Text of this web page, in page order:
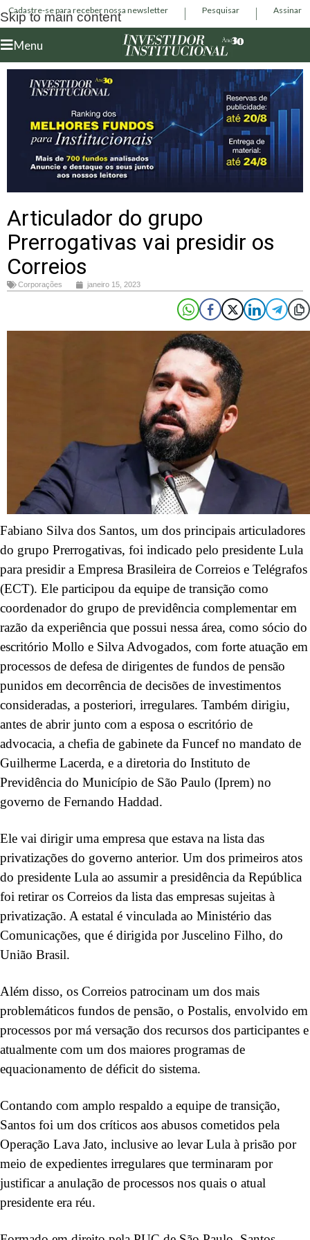
Skip to main content
Cadastre-se para receber nossa newsletter Pesquisar Assinar
Menu
Articulador do grupo
Prerrogativas vai presidir os
Correios
Corporações janeiro 15, 2023
Fabiano Silva dos Santos, um dos principais articuladores
do grupo Prerrogativas, foi indicado pelo presidente Lula
para presidir a Empresa Brasileira de Correios e Telégrafos
(ECT). Ele participou da equipe de transição como
coordenador do grupo de previdência complementar em
razão da experiência que possui nessa área, como sócio do
escritório Mollo e Silva Advogados, com forte atuação em
processos de defesa de dirigentes de fundos de pensão
punidos em decorrência de decisões de investimentos
consideradas, a posteriori, irregulares. Também dirigiu,
antes de abrir junto com a esposa o escritório de
advocacia, a chefia de gabinete da Funcef no mandato de
Guilherme Lacerda, e a diretoria do Instituto de
Previdência do Município de São Paulo (Iprem) no
governo de Fernando Haddad.
Ele vai dirigir uma empresa que estava na lista das
privatizações do governo anterior. Um dos primeiros atos
do presidente Lula ao assumir a presidência da República
foi retirar os Correios da lista das empresas sujeitas à
privatização. A estatal é vinculada ao Ministério das
Comunicações, que é dirigida por Juscelino Filho, do
União Brasil.
Além disso, os Correios patrocinam um dos mais
problemáticos fundos de pensão, o Postalis, envolvido em
processos por má versação dos recursos dos participantes e
atualmente com um dos maiores programas de
equacionamento de déficit do sistema.
Contando com amplo respaldo a equipe de transição,
Santos foi um dos críticos aos abusos cometidos pela
Operação Lava Jato, inclusive ao levar Lula à prisão por
meio de expedientes irregulares que terminaram por
justificar a anulação de processos nos quais o atual
presidente era réu.